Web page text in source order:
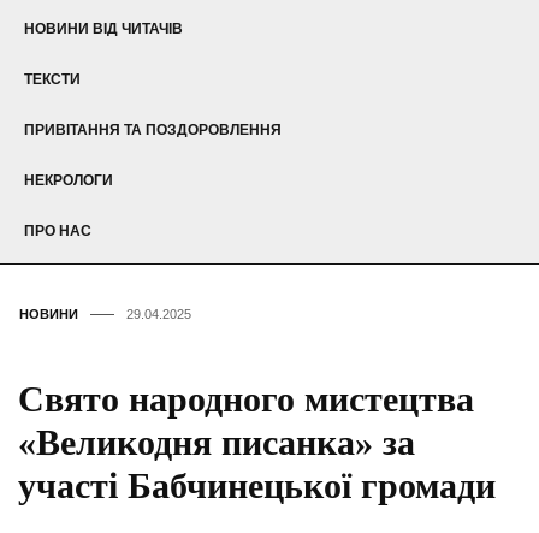
НОВИНИ ВІД ЧИТАЧІВ
ТЕКСТИ
ПРИВІТАННЯ ТА ПОЗДОРОВЛЕННЯ
НЕКРОЛОГИ
ПРО НАС
НОВИНИ 29.04.2025
Свято народного мистецтва
«Великодня писанка» за
участі Бабчинецької громади